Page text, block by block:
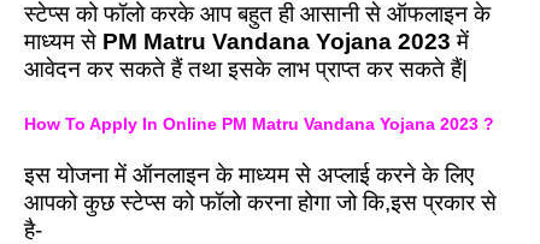
स्टेप्स को फॉलो करके आप बहुत ही आसानी से ऑफलाइन के
माध्यम से PM Matru Vandana Yojana 2023में
आवेदन कर सकते हैं तथा इसके लाभ प्राप्त कर सकते हैं|
How To Apply In Online PM Matru Vandana Yojana 2023 ?
इस योजना में ऑनलाइन के माध्यम से अप्लाई करने के लिए
आपको कुछ स्टेप्स को फॉलो करना होगा जो कि,इस प्रकार से
है-